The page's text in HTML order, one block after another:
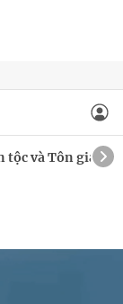
tộc và Tôn giáo